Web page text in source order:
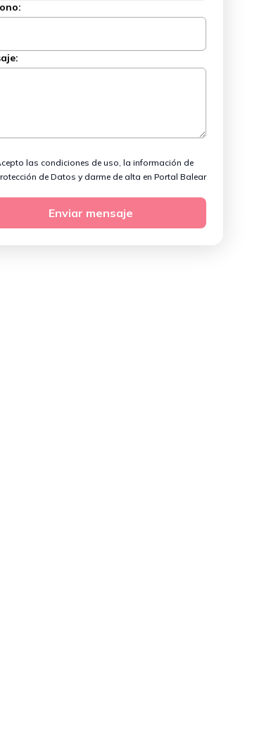
las condiciones de uso, la información de
de Datos y darme de alta en Portal Balear
Enviar mensaje